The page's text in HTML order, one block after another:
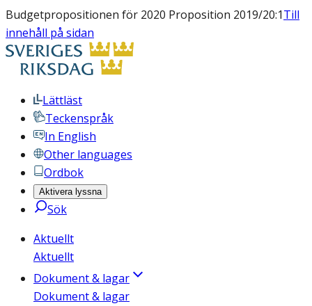
Budgetpropositionen för 2020 Proposition 2019/20:1Till
innehåll på sidan
Lättläst
Teckenspråk
In English
Other languages
Ordbok
Aktivera lyssna
Sök
Aktuellt
Aktuellt
Dokument & lagar
Dokument & lagar